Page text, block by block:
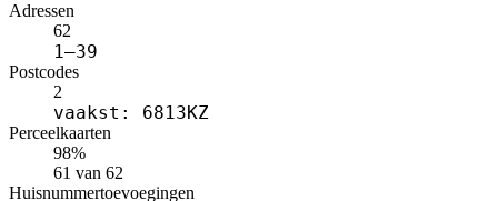
Adressen
62
1–39
Postcodes
2
vaakst: 6813KZ
Perceelkaarten
98%
61 van 62
Huisnummertoevoegingen